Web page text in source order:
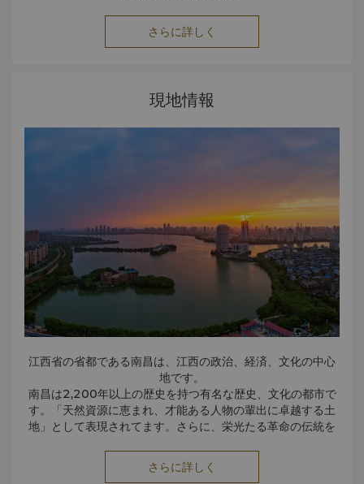
八一南昌起義記念館は、八一南昌起義指揮部跡地（旧江西大
旅社）にあります。1977年、八一南昌起義記念館が、中国
「軍旗昇起的地方（軍旗が上がった場所）」と刻まれた石碑
が立っています。2007年に南昌起義80周年を記念し、この
縄金塔
縄金塔は唐王朝時代後期に建てられました。陸地を堀り塔を
朝時代初期まで、画家の朱耷（文学上の名前は八大山人）が
住んでいた故居です。朱耷を記念し、初となる古代画家記念
館が敷地内に建てられました。
さらに詳しく
現地情報
江西省の省都である南昌は、江西の政治、経済、文化の中心
地です。
南昌は2,200年以上の歴史を持つ有名な歴史、文化の都市で
す。「天然資源に恵まれ、才能ある人物の輩出に卓越する土
地」として表現されてます。さらに、栄光たる革命の伝統を
南昌蜂起が起こされました。南昌には美しい山や川、湖があ
り、景観が良く環境に優しい都市でもあります。都市の南部
南昌は現在、「現代的な宗教・経済的中心地」や「現代的で
さらに詳しく